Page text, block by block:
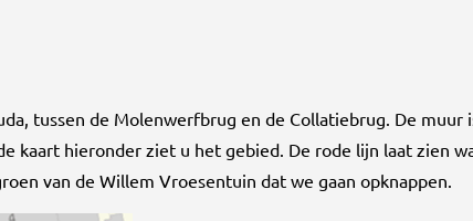
tussen de Molenwerfbrug en de Collatiebrug. De muur
kaart hieronder ziet u het gebied. De rode lijn laat zien
van de Willem Vroesentuin dat we gaan opknappen.